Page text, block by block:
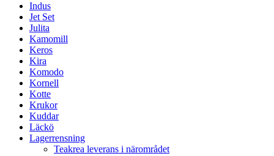
Indus
Jet Set
Julita
Kamomill
Keros
Kira
Komodo
Kornell
Kotte
Krukor
Kuddar
Läckö
Lagerrensning
Teakrea leverans i närområdet